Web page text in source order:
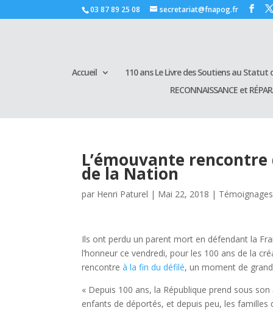
03 87 89 25 08 secretariat@fnapog.fr
Accueil 110 ans Le Livre des Soutiens au Statut
RECONNAISSANCE et
L’émouvante
de la Nation
par Henri Paturel | Mai 22, 2018 | Témoignages
Ils ont perdu un parent mort en défendant la
l’honneur ce vendredi, pour les 100 ans de la
rencontreà la fin du défilé, un moment de
« Depuis 100 ans, la République prend sous
enfants de déportés, et depuis peu, les